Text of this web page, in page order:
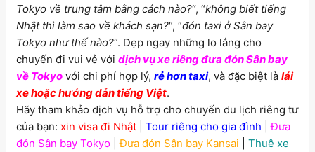
Tokyo về trung tâm bằng cách nào?“, “không biết tiếng
Nhật thì làm sao về khách sạn?“, “đón taxi ở Sân bay
Tokyo như thế nào?“. Dẹp ngay những lo lắng cho
chuyến đi vui vẻ với dịch vụ xe riêng đưa đón Sân bay
về Tokyo với chi phí hợp lý, rẻ hơn taxi, và đặc biệt là lái
xe hoặc hướng dẫn tiếng Việt.
Hãy tham khảo dịch vụ hỗ trợ cho chuyến du lịch riêng tư
của bạn: xin visa đi Nhật Tour riêng cho gia đình |Đưa
đón Sân bay Tokyo
|Đưa đón Sân bay Kansai
Thuê xe